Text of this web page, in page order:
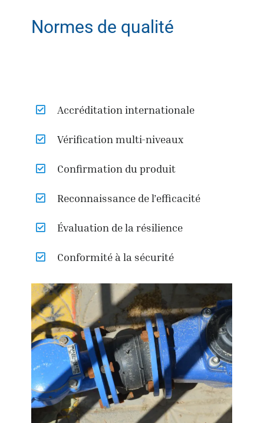
Normes de qualité
Accréditation internationale
Vérification multi-niveaux
Confirmation du produit
Reconnaissance de l’efficacité
Évaluation de la résilience
Conformité à la sécurité